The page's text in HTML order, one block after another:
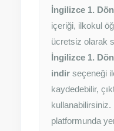
İngilizce 1.
içeriği, ilkokul
ücretsiz olarak
İngilizce 1.
indir seçeneği
kaydedebilir,
platformunda